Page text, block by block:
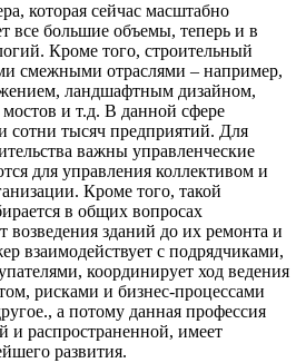
которая сейчас масштабно
все большие объемы, теперь и в
Кроме того, строительный
смежными отраслями – например,
ландшафтным дизайном,
и т.д. В данной сфере
сотни тысяч предприятий. Для
важны управленческие
для управления коллективом и
Кроме того, такой
в общих вопросах
возведения зданий до их ремонта и
взаимодействует с подрядчиками,
координирует ход ведения
рисками и бизнес-процессами
а потому данная профессия
и распространенной, имеет
развития.